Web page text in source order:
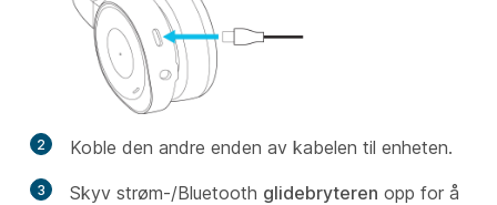
2 Koble den andre enden av kabelen til enheten.
3 Skyv strøm-/Bluetooth glidebryteren opp for å